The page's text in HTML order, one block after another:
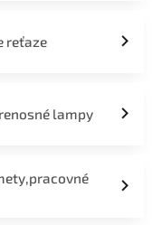
reťaze
lampy